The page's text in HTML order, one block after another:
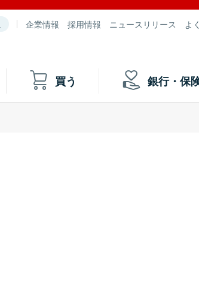
企業情報 採用情報 ニュースリリース よ
買う 銀行・保